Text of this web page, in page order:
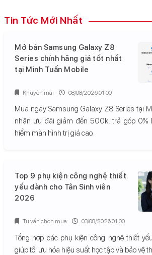
Tin Tức Mới Nhất
Mở bán Samsung Galaxy Z8
Series chính hãng giá tốt nhất
tại Minh Tuấn Mobile
Mua ngay Samsung Galaxy Z8 Series tại
nhận ưu đãi giảm đến 500k, trả góp 0%
hiểm màn hình trị giá cao.
Khuyến mãi 08/08/2026 01:00
Top 9 phụ kiện công nghệ thiết
yếu dành cho Tân Sinh viên
2026
Tổng hợp các phụ kiện công nghệ thiết
giúp tối ưu hóa hiệu suất học tập và bảo vệ
Tư vấn chọn mua 03/08/2026 01:00